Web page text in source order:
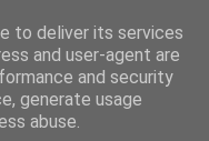
to deliver its services
and user-agent are
and security
generate usage
abuse.